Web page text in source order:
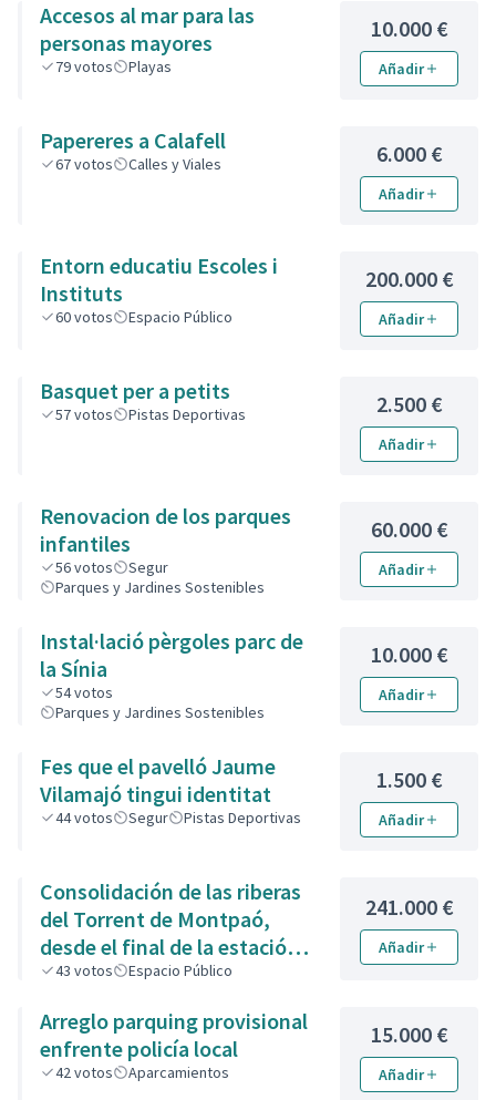
Accesos al mar para las
personas mayores
79votos Playas
10.000 €
Añadir
Papereres a Calafell
67votos Calles y Viales 6.000 €
Añadir
Entorn educatiu Escoles i
Instituts
60votos Espacio Público
200.000 €
Añadir
Basquet per a petits
57votos Pistas Deportivas 2.500 €
Añadir
Renovacion de los parques
infantiles
56votos
Segur
Parques y Jardines Sostenibles
60.000 €
Añadir
Instal·lació pèrgoles parc de
la Sínia
54votos
Parques y Jardines Sostenibles
10.000 €
Añadir
Fes que el pavelló Jaume
Vilamajó tingui identitat
44votos Segur Pistas Deportivas
1.500 €
Añadir
Consolidación de las riberas
del Torrent de Montpaó,
desde el final de la estación
de la Renfe hasta la zona de
43 votos Espacio Público
241.000 €
Añadir
Arreglo parquing provisional
enfrente policía local
42votos Aparcamientos
15.000 €
Añadir